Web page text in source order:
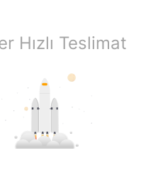
Hızlı Teslimat